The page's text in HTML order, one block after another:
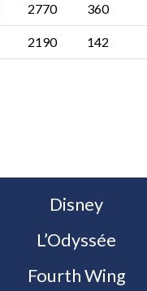
2770 360
2190 142
Disney
L’Odyssée
Fourth Wing